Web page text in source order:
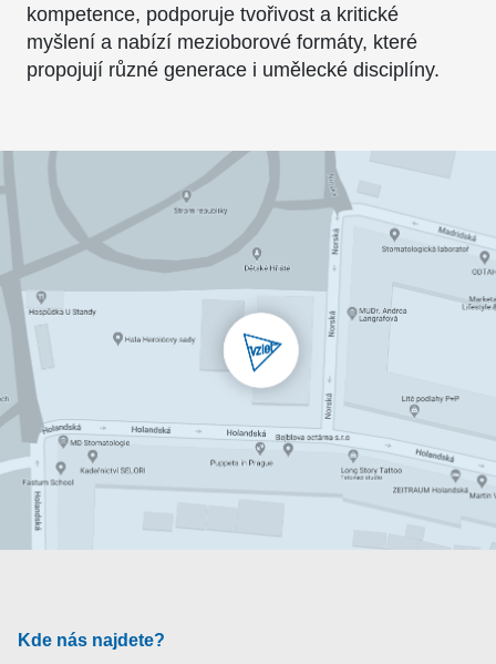
kompetence, podporuje tvořivost a kritické
myšlení a nabízí mezioborové formáty, které
propojují různé generace i umělecké disciplíny.
Kde nás najdete?